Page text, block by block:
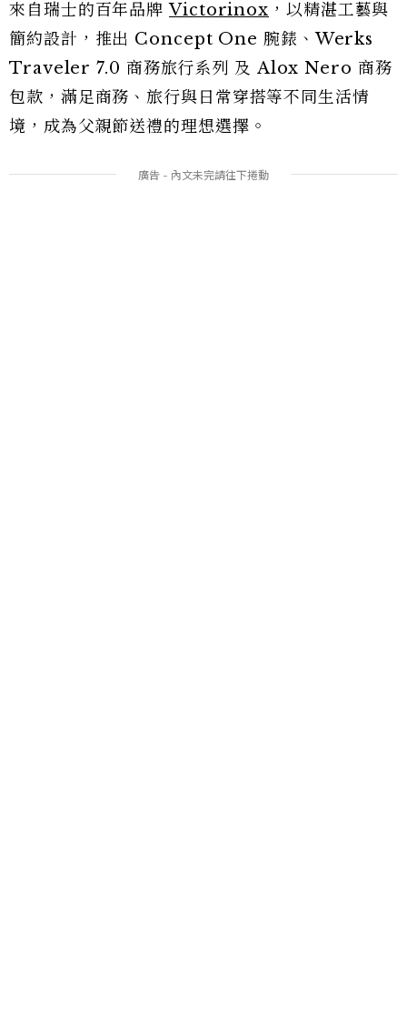
來自瑞士的百年品牌Victorinox ，以精湛工藝與
簡約設計，推出 Concept One 腕錶、Werks
Traveler 7.0 商務旅行系列 及 Alox Nero 商務
包款，滿足商務、旅行與日常穿搭等不同生活情
境，成為父親節送禮的理想選擇。